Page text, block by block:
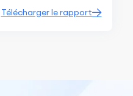
Télécharger le rapport